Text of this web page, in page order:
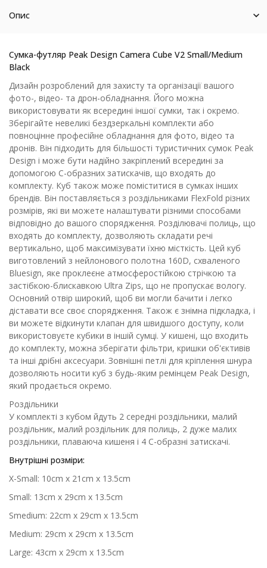
Опис
Сумка-футляр Peak Design Camera Cube V2 Small/Medium
Black
Дизайн розроблений для захисту та організації вашого
фото-, відео- та дрон-обладнання. Його можна
використовувати як всередині іншої сумки, так і окремо.
Зберігайте невеликі бездзеркальні комплекти або
повноцінне професійне обладнання для фото, відео та
дронів. Він підходить для більшості туристичних сумок Peak
Design і може бути надійно закріплений всередині за
допомогою C-образних затискачів, що входять до
комплекту. Куб також може поміститися в сумках інших
брендів. Він поставляється з роздільниками FlexFold різних
розмірів, які ви можете налаштувати різними способами
відповідно до вашого спорядження. Розділювачі полиць, що
входять до комплекту, дозволяють складати речі
вертикально, щоб максимізувати їхню місткість. Цей куб
виготовлений з нейлонового полотна 160D, схваленого
Bluesign, яке проклеєне атмосферостійкою стрічкою та
застібкою-блискавкою Ultra Zips, що не пропускає вологу.
Основний отвір широкий, щоб ви могли бачити і легко
діставати все своє спорядження. Також є знімна підкладка, і
ви можете відкинути клапан для швидшого доступу, коли
використовуєте кубики в іншій сумці. У кишені, що входить
до комплекту, можна зберігати фільтри, кришки об'єктивів
та інші дрібні аксесуари. Зовнішні петлі для кріплення шнура
дозволяють носити куб з будь-яким ремінцем Peak Design,
який продається окремо.
Роздільники
У комплекті з кубом йдуть 2 середні роздільники, малий
роздільник, малий роздільник для полиць, 2 дуже малих
роздільники, плаваюча кишеня і 4 С-образні затискачі.
Внутрішні розміри:
X-Small: 10cm x 21cm x 13.5cm
Small: 13cm x 29cm x 13.5cm
Smedium: 22cm x 29cm x 13.5cm
Medium: 29cm x 29cm x 13.5cm
Large: 43cm x 29cm x 13.5cm